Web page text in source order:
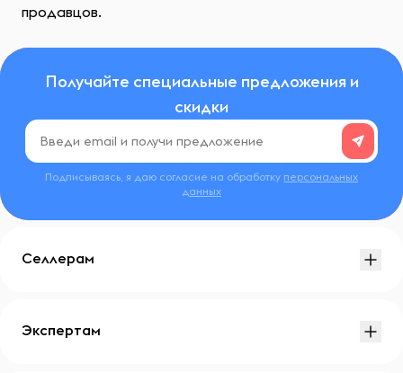
продавцов.
Получайте специальные предложения и
скидки
Подписываясь, я даю согласие на обработку персональных
данных
Селлерам
Экспертам